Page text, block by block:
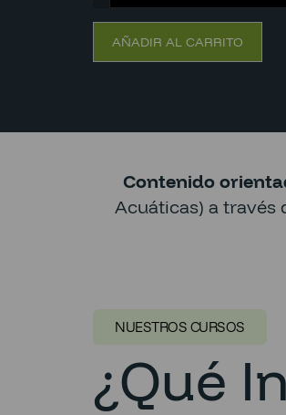
AÑADIR AL CARRITO
Contenido
Acuáticas) a través
NUESTROS CURSOS
¿Qué